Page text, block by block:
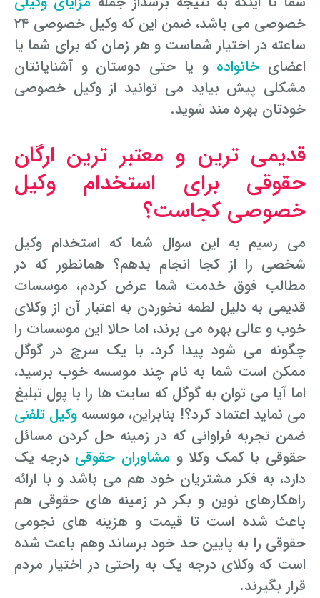
خصوصی می باشد، ضمن این که وکیل خصوصی ۲۴
ساعته در اختیار شماست و هر زمان که برای شما یا
اعضای خانواده و یا حتی دوستان و آشنایانتان
مشکلی پیش بیاید می توانید از وکیل خصوصی
خودتان بهره مند شوید.
قدیمی ترین و معتبر ترین ارگان
حقوقی برای استخدام وکیل
خصوصی کجاست؟
می رسیم به این سوال شما که استخدام وکیل
شخصی را از کجا انجام بدهم؟ همانطور که در
مطالب فوق خدمت شما عرض کردم، موسسات
قدیمی به دلیل لطمه نخوردن به اعتبار آن از وکلای
خوب و عالی بهره می برند، اما حالا این موسسات را
چگونه می شود پیدا کرد. با یک سرچ در گوگل
ممکن است شما به نام چند موسسه خوب برسید،
اما آیا می توان به گوگل که سایت ها را با پول تبلیغ
می نماید اعتماد کرد؟! بنابراین، موسسه وکیل تلفنی
ضمن تجربه فراوانی که در زمینه حل کردن مسائل
حقوقی با کمک وکلا و مشاوران حقوقی درجه یک
دارد، به فکر مشتریان خود هم می باشد و با ارائه
راهکارهای نوین و بکر در زمینه های حقوقی هم
باعث شده است تا قیمت و هزینه های نجومی
حقوقی را به پایین حد خود برساند وهم باعث شده
است که وکلای درجه یک به راحتی در اختیار مردم
قرار بگیرند.